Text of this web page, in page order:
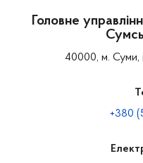
Головне
40000, м. Суми,
+380